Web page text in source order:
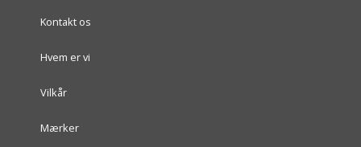
Kontakt os
Hvem er vi
Vilkår
Mærker